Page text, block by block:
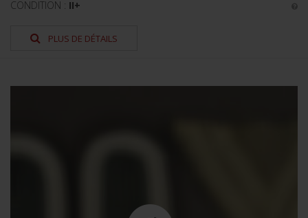
CONDITION : II+
PLUS DE DÉTAILS